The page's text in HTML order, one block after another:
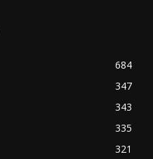
684
347
343
335
321